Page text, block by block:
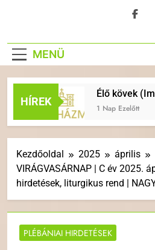
MENÜ
HÍREK
Élő kövek
1 Nap Ezelőtt
Kezdőoldal 2025 április
VIRÁGVASÁRNAP | C év 2025.
hirdetések, liturgikus rend |
PLÉBÁNIAI HIRDETÉSEK